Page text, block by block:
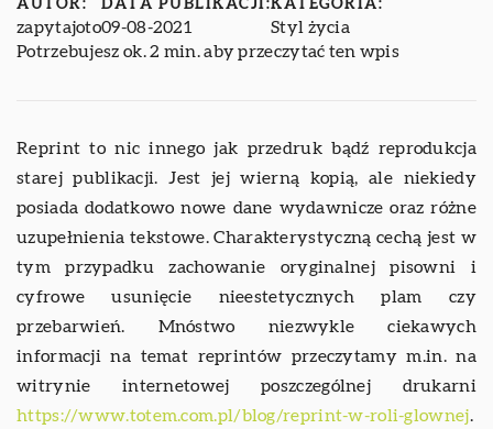
AUTOR:
zapytajoto
DATA PUBLIKACJI:
09-08-2021
KATEGORIA:
Styl życia
Potrzebujesz ok. 2 min. aby przeczytać ten wpis
Reprint to nic innego jak przedruk bądź reprodukcja
starej publikacji. Jest jej wierną kopią, ale niekiedy
posiada dodatkowo nowe dane wydawnicze oraz różne
uzupełnienia tekstowe. Charakterystyczną cechą jest w
tym przypadku zachowanie oryginalnej pisowni i
cyfrowe usunięcie nieestetycznych plam czy
przebarwień. Mnóstwo niezwykle ciekawych
informacji na temat reprintów przeczytamy m.in. na
witrynie internetowej poszczególnej drukarni
https://www.totem.com.pl/blog/reprint-w-roli-glownej.